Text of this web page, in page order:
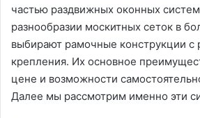
частью раздвижных оконных
разнообразии москитных сеток в
выбирают рамочные конструкции с
крепления. Их основное
цене и возможности
Далее мы рассмотрим именно эти